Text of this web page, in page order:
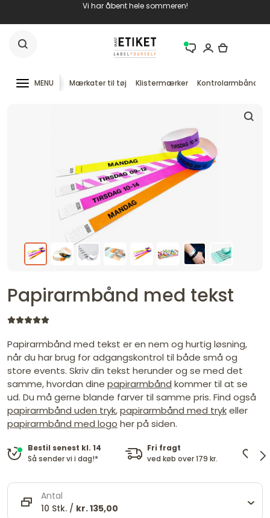
Vi har åbent hele sommeren!
MENU Mærkater til tøj Klistermærker Kontrolarmbånd
Papirarmbånd med tekst
Papirarmbånd med tekst er en nem og hurtig løsning,
når du har brug for adgangskontrol til både små og
store events. Skriv din tekst herunder og se med det
samme, hvordan dine papirarmbånd kommer til at se
ud. Du må gerne blande farver til samme pris. Find også
papirarmbånd uden tryk,papirarmbånd med trykeller
papirarmbånd med logo her på siden.
Bestil senest kl. 14
Så sender vi i dag!*
Fri fragt
ved køb over 179 kr.
Antal
10 Stk. / kr. 135,00